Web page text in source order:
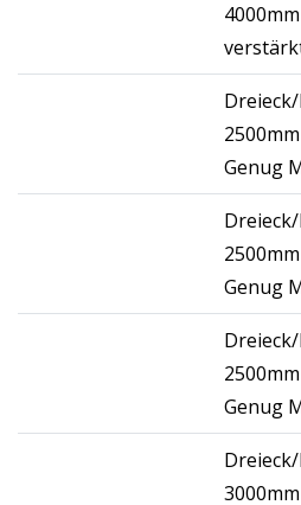
4000mm
2500mm
Genug
2500mm
Genug
2500mm
Genug
3000mm